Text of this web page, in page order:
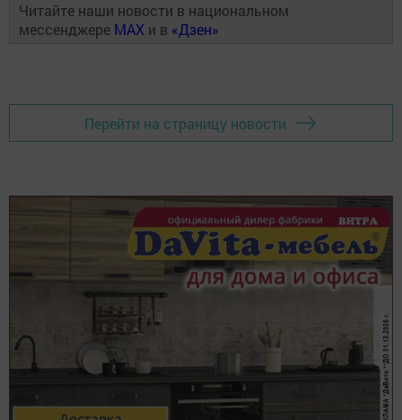
Читайте наши новости в национальном
мессенджере MAX и в «Дзен»
Перейти на страницу новости